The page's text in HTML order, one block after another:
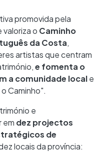
promovida pela
o Caminho
da Costa,
artistas que centram
e fomenta o
a comunidade locale
Caminho".
e
em dez projectos
de
locais da província: